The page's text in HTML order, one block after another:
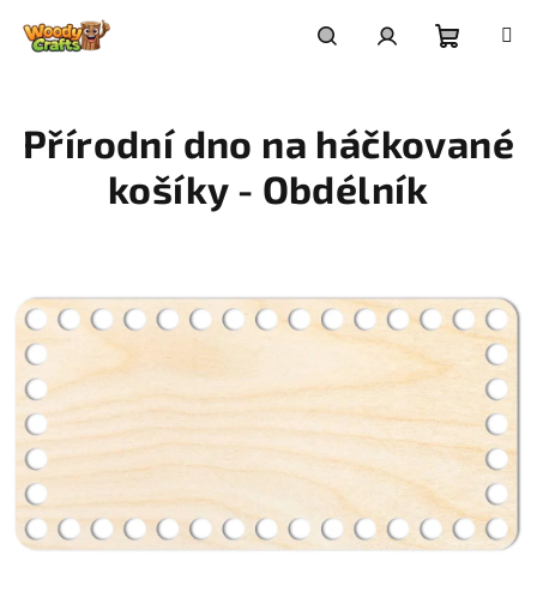
košík
Přírodní dno na háčkované
košíky - Obdélník